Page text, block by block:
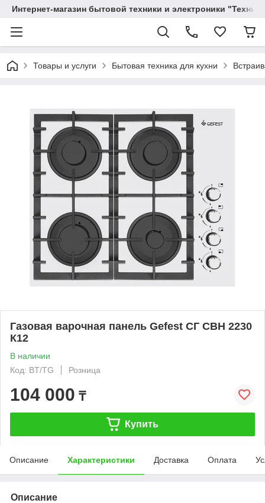
Интернет-магазин бытовой техники и электроники
Товары и услуги Бытовая техника для кухни
Газовая варочная панель Gefest СГ СВН 2230
К12
В наличии
Код: BT/TG
Розница
104 000 ₸
Купить
Описание Характеристики Доставка Оплата
Описание